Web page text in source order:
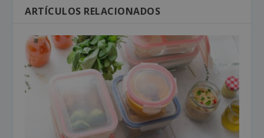
ARTÍCULOS RELACIONADOS